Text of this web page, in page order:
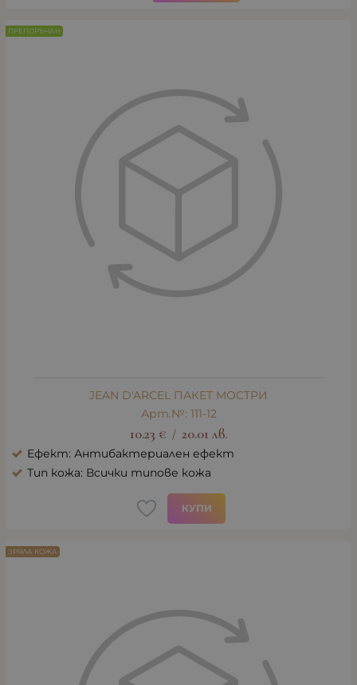
JEAN D'ARCEL ПАКЕТ МОСТРИ
Арт.№: 111-12
10.23 € / 20.01 лв.
Ефект: Антибактериален ефект
Тип кожа: Всички типове кожа
КУПИ
ПРЕПОРЪЧАН
ЗРЯЛА КОЖА